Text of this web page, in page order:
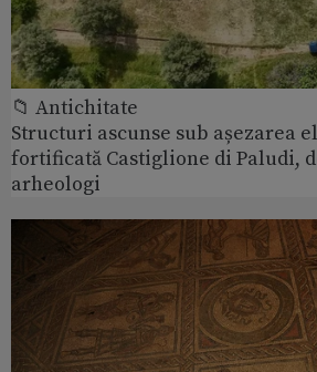
📁 Antichitate
Structuri ascunse sub așezarea
fortificată Castiglione di Paludi,
arheologi